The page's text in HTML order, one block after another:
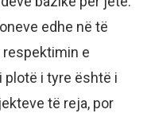
edhe në të
respektimin e
plotë i tyre është i
të reja, por